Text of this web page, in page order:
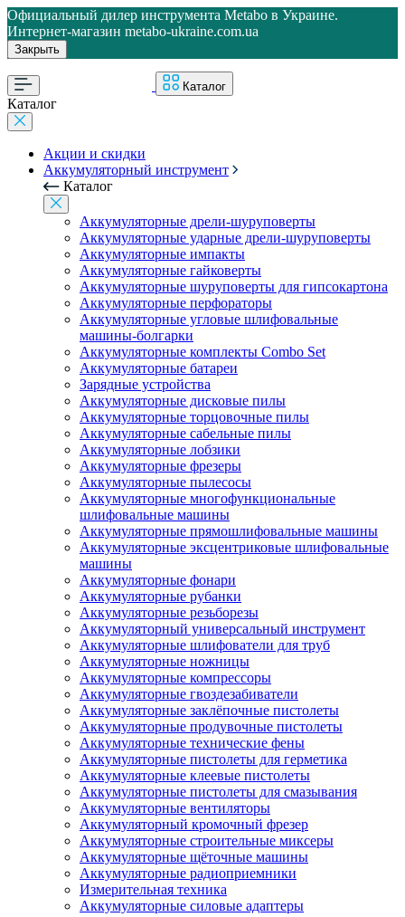
Официальный дилер инструмента Metabo в Украине.
Интернет-магазин metabo-ukraine.com.ua
Закрыть
Каталог
Каталог
Акции и скидки
Аккумуляторный инструмент
Каталог
Аккумуляторные дрели-шуруповерты
Аккумуляторные ударные дрели-шуруповерты
Аккумуляторные импакты
Аккумуляторные гайковерты
Аккумуляторные шуруповерты для гипсокартона
Аккумуляторные перфораторы
Аккумуляторные угловые шлифовальные
машины-болгарки
Аккумуляторные комплекты Combo Set
Аккумуляторные батареи
Зарядные устройства
Аккумуляторные дисковые пилы
Аккумуляторные торцовочные пилы
Аккумуляторные сабельные пилы
Аккумуляторные лобзики
Аккумуляторные фрезеры
Аккумуляторные пылесосы
Аккумуляторные многофункциональные
шлифовальные машины
Аккумуляторные прямошлифовальные машины
Аккумуляторные эксцентриковые шлифовальные
машины
Аккумуляторные фонари
Аккумуляторные рубанки
Аккумуляторные резьборезы
Аккумуляторный универсальный инструмент
Аккумуляторные шлифователи для труб
Аккумуляторные ножницы
Аккумуляторные компрессоры
Аккумуляторные гвоздезабиватели
Аккумуляторные заклёпочные пистолеты
Аккумуляторные продувочные пистолеты
Аккумуляторные технические фены
Аккумуляторные пистолеты для герметика
Аккумуляторные клеевые пистолеты
Аккумуляторные пистолеты для смазывания
Аккумуляторные вентиляторы
Аккумуляторный кромочный фрезер
Аккумуляторные строительные миксеры
Аккумуляторные щёточные машины
Аккумуляторные радиоприемники
Измерительная техника
Аккумуляторные силовые адаптеры